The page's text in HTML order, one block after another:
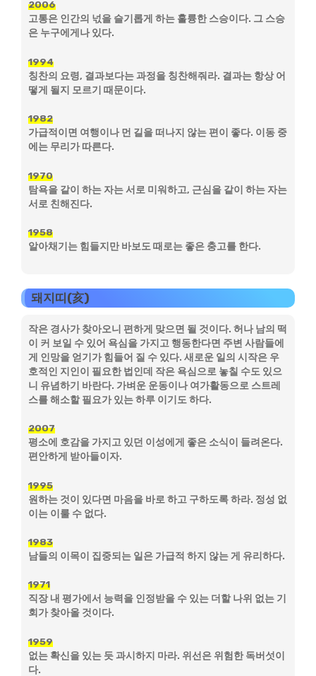
2006
고통은 인간의 넋을 슬기롭게 하는 훌륭한 스승이다. 그 스승
은 누구에게나 있다.
1994
칭찬의 요령, 결과보다는 과정을 칭찬해줘라. 결과는 항상 어
떻게 될지 모르기 때문이다.
1982
가급적이면 여행이나 먼 길을 떠나지 않는 편이 좋다. 이동 중
에는 무리가 따른다.
1970
탐욕을 같이 하는 자는 서로 미워하고, 근심을 같이 하는 자는
서로 친해진다.
1958
알아채기는 힘들지만 바보도 때로는 좋은 충고를 한다.
돼지띠(亥)
작은 경사가 찾아오니 편하게 맞으면 될 것이다. 허나 남의 떡
이 커 보일 수 있어 욕심을 가지고 행동한다면 주변 사람들에
게 인망을 얻기가 힘들어 질 수 있다. 새로운 일의 시작은 우
호적인 지인이 필요한 법인데 작은 욕심으로 놓칠 수도 있으
니 유념하기 바란다. 가벼운 운동이나 여가활동으로 스트레
스를 해소할 필요가 있는 하루 이기도 하다.
2007
평소에 호감을 가지고 있던 이성에게 좋은 소식이 들려온다.
편안하게 받아들이자.
1995
원하는 것이 있다면 마음을 바로 하고 구하도록 하라. 정성 없
이는 이룰 수 없다.
1983
남들의 이목이 집중되는 일은 가급적 하지 않는 게 유리하다.
1971
직장 내 평가에서 능력을 인정받을 수 있는 더할 나위 없는 기
회가 찾아올 것이다.
1959
없는 확신을 있는 듯 과시하지 마라. 위선은 위험한 독버섯이
다.